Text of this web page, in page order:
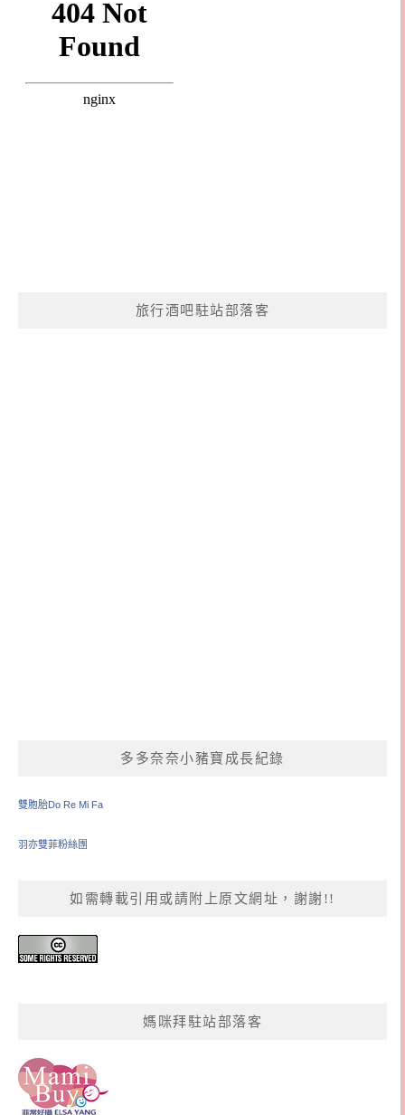
旅行酒吧駐站部落客
多多奈奈小豬寶成長紀錄
雙胞胎Do Re Mi Fa
羽亦雙菲粉絲團
如需轉載引用或請附上原文網址，謝謝!!
媽咪拜駐站部落客